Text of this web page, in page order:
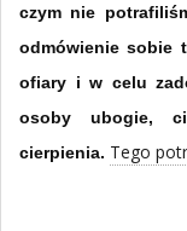
czym nie
odmówienie sobie
ofiary i w celu
osoby ubogie,
cierpienia. Tego